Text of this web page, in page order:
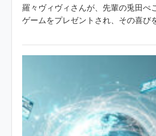
羅々ヴィヴィさんが、先輩の兎田ぺ
ゲームをプレゼントされ、その喜び